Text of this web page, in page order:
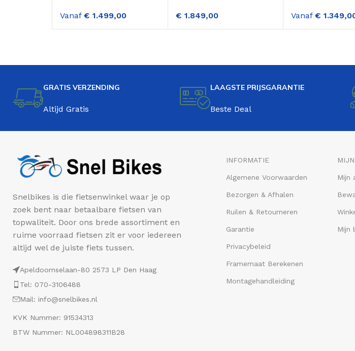
Versnellingen
Achterwielmotor Zwart
Vanaf € 1.499,00
(Riemaandrijving)
Hydraulisch.Disc Mat
€ 1.849,00
Lichtblauw 7
Vanaf €
GRATIS VERZENDING
Altijd Gratis
LAAGSTE PRIJSGARANTIE
Beste Deal
Snelbikes is die fietsenwinkel waar je op
zoek bent naar betaalbare fietsen van
topwaliteit. Door ons brede assortiment en
ruime voorraad fietsen zit er voor iedereen
altijd wel de juiste fiets tussen.
Apeldoornselaan-80 2573 LP Den Haag
Tel: 070-3106488
Mail: info@snelbikes.nl
KVK Nummer: 91534313
BTW Nummer: NL004898311B28
INFORMATIE
Algemene Voorwaarden
Bezorgen & Afhalen
Ruilen & Retourneren
Garantie
Privacybeleid
Framemaat Berekenen
Montagehandleiding
Mijn
Mijn